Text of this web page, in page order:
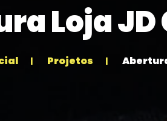
Loja JD
Projetos